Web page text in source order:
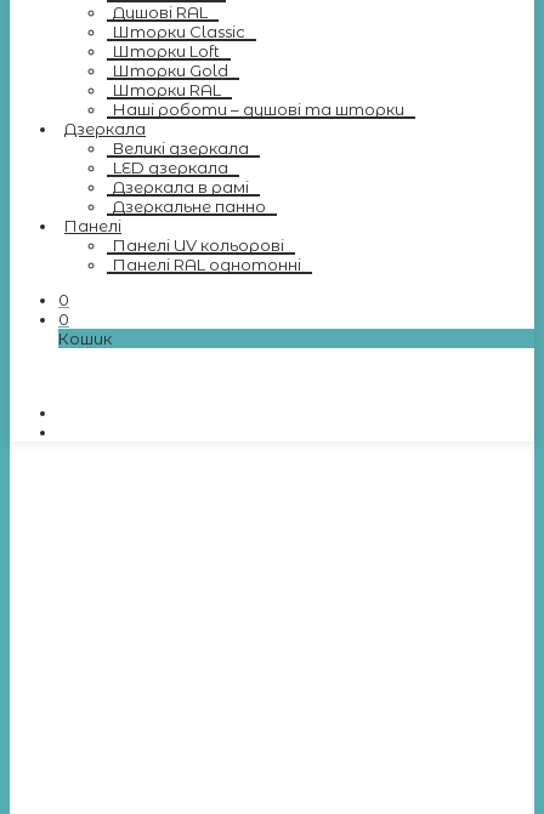
Душові RAL
Шторки Classic
Шторки Loft
Шторки Gold
Шторки RAL
Наші роботи – душові та шторки
Дзеркала
Великі дзеркала
LED дзеркала
Дзеркала в рамі
Дзеркальне панно
Панелі
Панелі UV кольорові
Панелі RAL однотонні
0
0
Кошик